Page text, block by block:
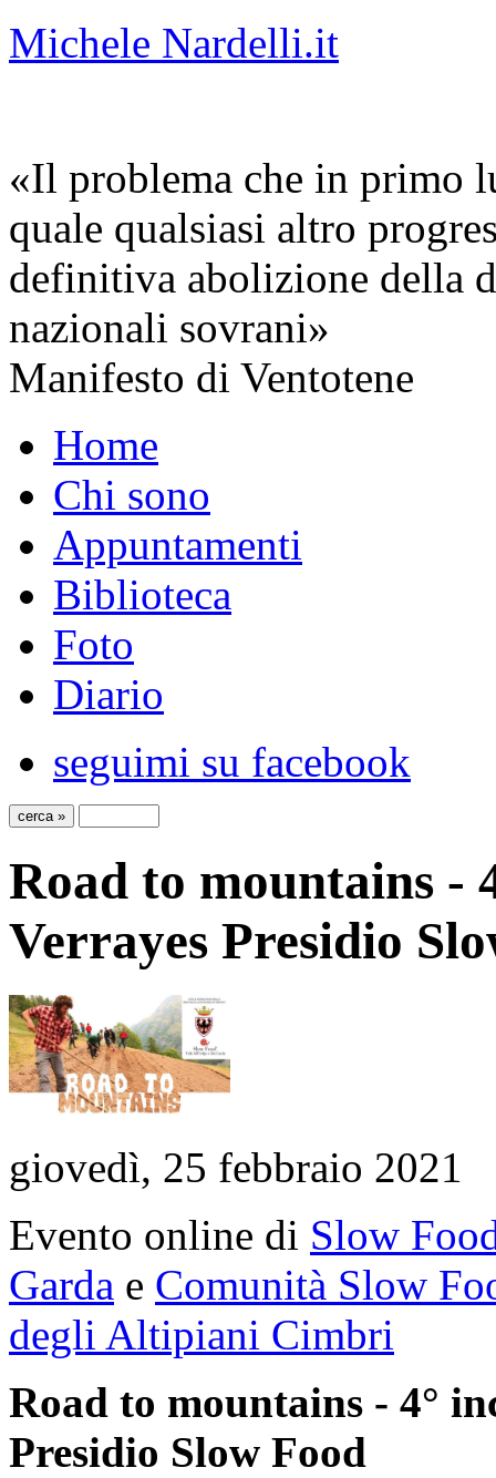
Michele Nardelli.it
«Il problema che in primo
quale qualsiasi altro
definitiva abolizione della
nazionali sovrani»
Manifesto di Ventotene
Home
Chi sono
Appuntamenti
Biblioteca
Foto
Diario
seguimi su facebook
Road to mountains -
Verrayes Presidio
giovedì, 25 febbraio 2021
Evento online di Slow
Garda e Comunità Slow
degli Altipiani Cimbri
Road to mountains - 4°
Presidio Slow Food